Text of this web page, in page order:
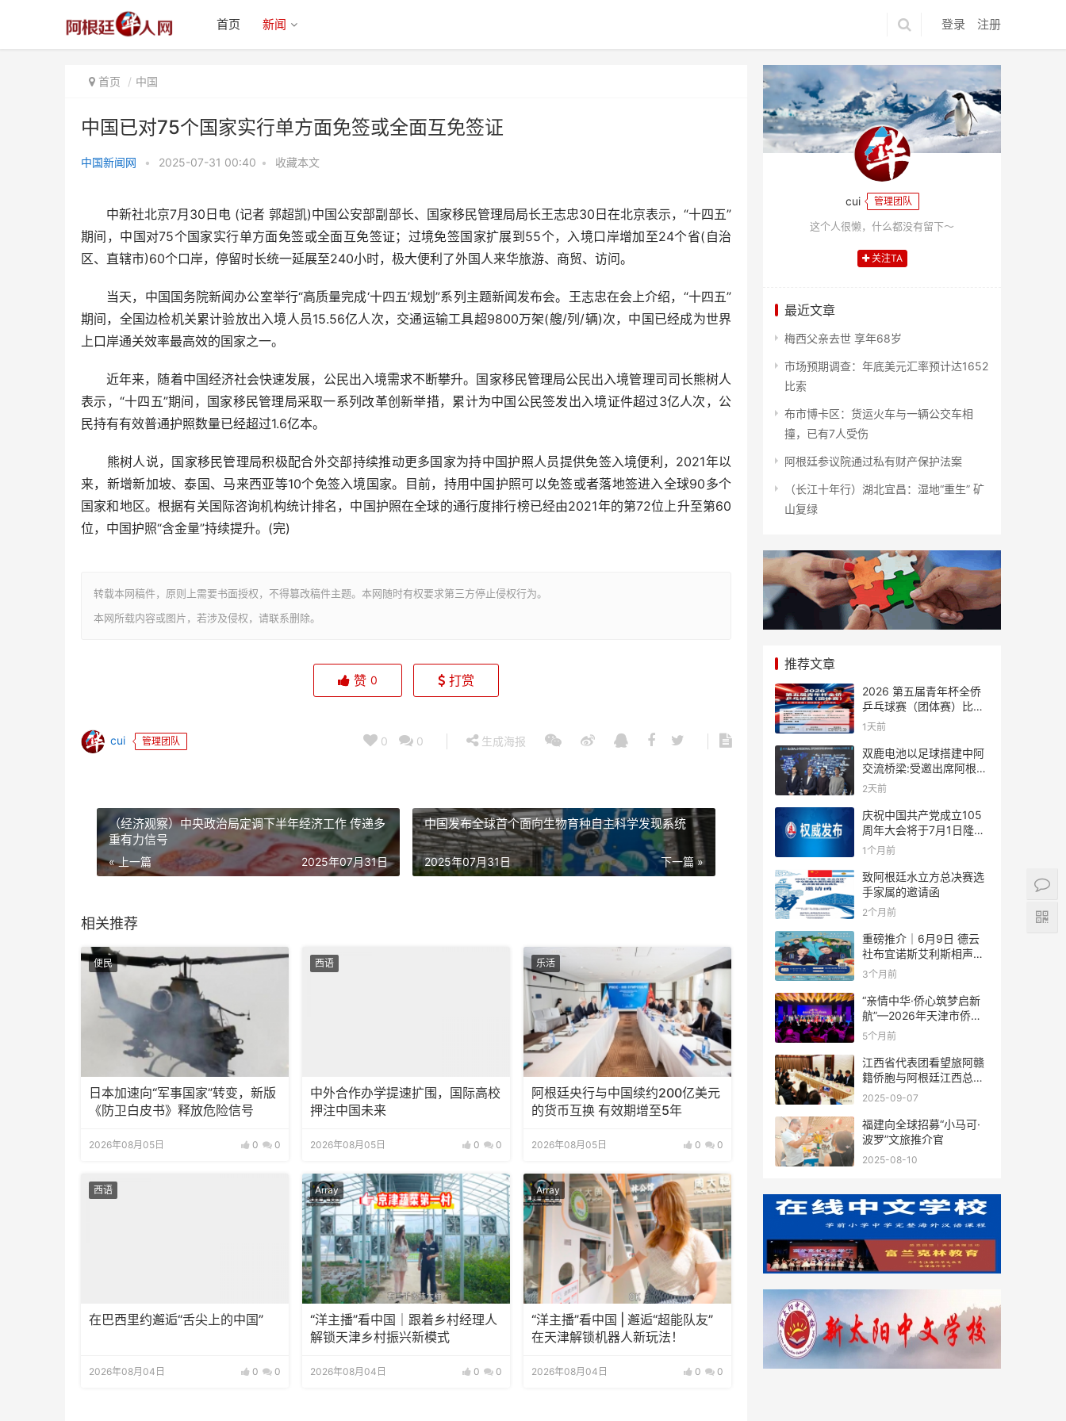
登录 注册
首页 新闻
首页 中国
中国已对75个国家实行单方面免签或全面互免签证
中国新闻网 • 2025-07-31 00:40 • 收藏本文
中新社北京7月30日电 (记者 郭超凯)中国公安部副部长、国家移民管理局局长王志忠30日在北京表示，“十四五”
期间，中国对75个国家实行单方面免签或全面互免签证；过境免签国家扩展到55个，入境口岸增加至24个省(自治
区、直辖市)60个口岸，停留时长统一延展至240小时，极大便利了外国人来华旅游、商贸、访问。
当天，中国国务院新闻办公室举行“高质量完成‘十四五’规划”系列主题新闻发布会。王志忠在会上介绍，“十四五”
期间，全国边检机关累计验放出入境人员15.56亿人次，交通运输工具超9800万架(艘/列/辆)次，中国已经成为世界
上口岸通关效率最高效的国家之一。
近年来，随着中国经济社会快速发展，公民出入境需求不断攀升。国家移民管理局公民出入境管理司司长熊树人
表示，“十四五”期间，国家移民管理局采取一系列改革创新举措，累计为中国公民签发出入境证件超过3亿人次，公
民持有有效普通护照数量已经超过1.6亿本。
熊树人说，国家移民管理局积极配合外交部持续推动更多国家为持中国护照人员提供免签入境便利，2021年以
来，新增新加坡、泰国、马来西亚等10个免签入境国家。目前，持用中国护照可以免签或者落地签进入全球90多个
国家和地区。根据有关国际咨询机构统计排名，中国护照在全球的通行度排行榜已经由2021年的第72位上升至第60
位，中国护照“含金量”持续提升。(完)
转载本网稿件，原则上需要书面授权，不得篡改稿件主题。本网随时有权要求第三方停止侵权行为。
本网所载内容或图片，若涉及侵权，请联系删除。
签或全面互免签证
赞 0 打赏
cui 管理团队 0 0 生成海报
（经济观察）中央政治局定调下半年经济工作 传递多
重有力信号
« 上一篇 2025年07月31日
中国发布全球首个面向生物育种自主科学发现系统
下一篇 »
2025年07月31日
相关推荐
便民
日本加速向“军事国家”转变，新版
《防卫白皮书》释放危险信号
2026年08月05日 0 0
西语
中外合作办学提速扩围，国际高校
押注中国未来
2026年08月05日 0 0
乐活
阿根廷央行与中国续约200亿美元
的货币互换 有效期增至5年
2026年08月05日 0 0
西语
在巴西里约邂逅“舌尖上的中国”
2026年08月04日 0 0
Array
“洋主播”看中国｜跟着乡村经理人
解锁天津乡村振兴新模式
2026年08月04日 0 0
Array
“洋主播”看中国 | 邂逅“超能队友”
在天津解锁机器人新玩法！
2026年08月04日 0 0
cui 管理团队
这个人很懒，什么都没有留下～
关注TA
最近文章
梅西父亲去世 享年68岁
市场预期调查：年底美元汇率预计达1652
比索
布市博卡区：货运火车与一辆公交车相
撞，已有7人受伤
阿根廷参议院通过私有财产保护法案
（长江十年行）湖北宜昌：湿地“重生” 矿
山复绿
推荐文章
2026 第五届青年杯全侨
乒乓球赛（团体赛）比赛
规则
1天前
双鹿电池以足球搭建中阿
交流桥梁:受邀出席阿根廷
足协赞助商招待会！
2天前
庆祝中国共产党成立105
周年大会将于7月1日隆重
举行
1个月前
致阿根廷水立方总决赛选
手家属的邀请函
2个月前
重磅推介｜6月9日 德云
社布宜诺斯艾利斯相声专
场！国风曲艺邂逅南美风
结！
3个月前
“亲情中华·侨心筑梦启新
航”—2026年天津市侨界
新春联谊活动成功举办
5个月前
江西省代表团看望旅阿赣
籍侨胞与阿根廷江西总商
会座谈
2025-09-07
福建向全球招募“小马可·
波罗”文旅推介官
2025-08-10